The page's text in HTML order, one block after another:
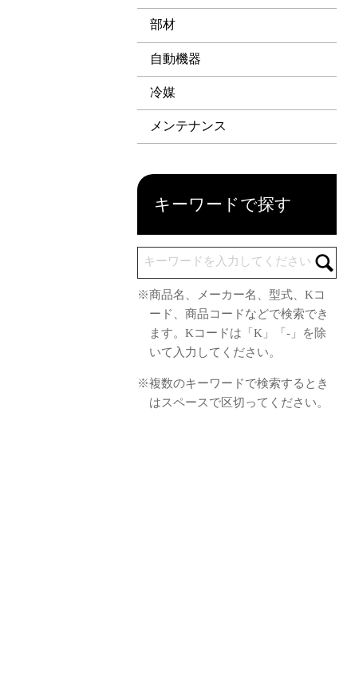
部材
自動機器
冷媒
メンテナンス
キーワードで探す
キーワードを入力してください
※商品名、メーカー名、型式、Kコ
ード、商品コードなどで検索でき
ます。Kコードは「K」「-」を除
いて入力してください。
※複数のキーワードで検索するとき
はスペースで区切ってください。